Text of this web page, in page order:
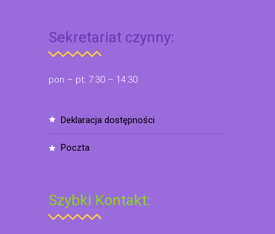
Sekretariat czynny:
pon – pt: 7:30 – 14:30
deklaracja dostępności
poczta
Szybki Kontakt: